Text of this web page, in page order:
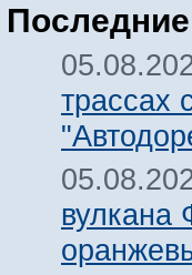
трассах
вулкана